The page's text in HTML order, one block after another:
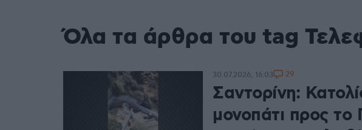
Όλα τα άρθρα του tag
Σαντορίνη:
μονοπάτι προς το
30.07.2026, 16:03 29